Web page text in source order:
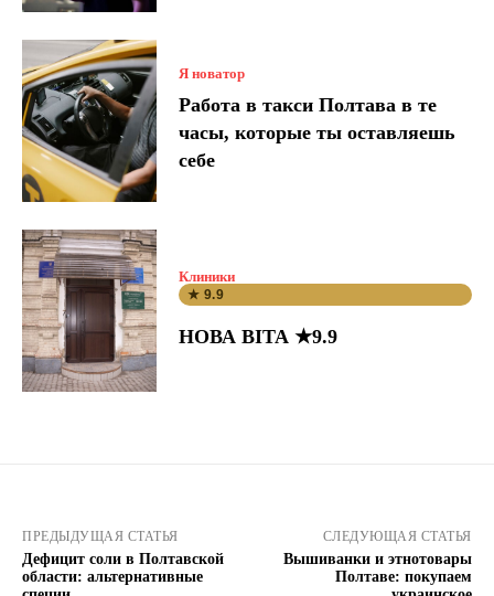
Я новатор
Работа в такси Полтава в те
часы, которые ты оставляешь
себе
Клиники
★ 9.9
НОВА ВІТА ★9.9
ПРЕДЫДУЩАЯ СТАТЬЯ
Дефицит соли в Полтавской
области: альтернативные
СЛЕДУЮЩАЯ СТАТЬЯ
Вышиванки и этнотовары
Полтаве: покупаем